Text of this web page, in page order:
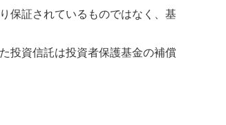
保証されているものではなく、基
投資信託は投資者保護基金の補償